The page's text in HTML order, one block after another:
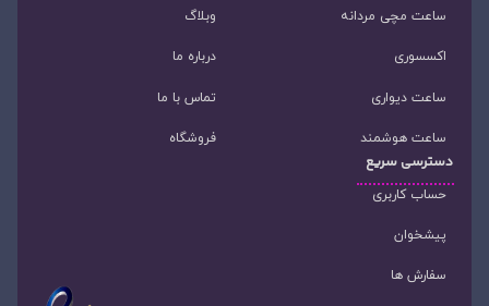
ساعت مچی مردانه
اکسسوری
ساعت دیواری
ساعت هوشمند
وبلاگ
درباره ما
تماس با ما
فروشگاه
دسترسی سریع
حساب کاربری
پیشخوان
سفارش ها